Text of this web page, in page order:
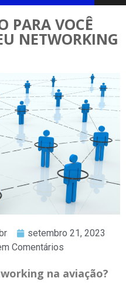
PARA VOCÊ
NETWORKING
setembro 21, 2023
Comentários
na aviação?